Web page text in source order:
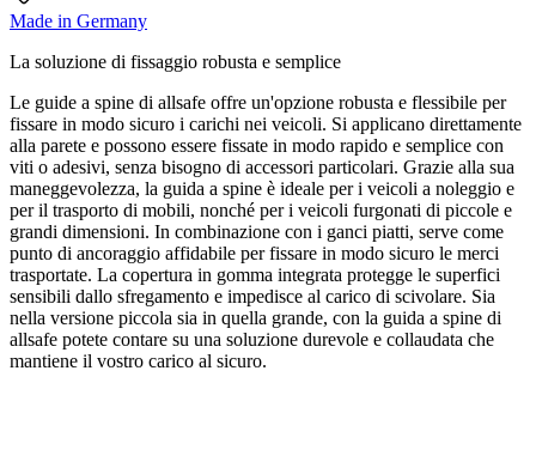
Made in Germany
La soluzione di fissaggio robusta e semplice
Le guide a spine di allsafe offre un'opzione robusta e flessibile per
fissare in modo sicuro i carichi nei veicoli. Si applicano direttamente
alla parete e possono essere fissate in modo rapido e semplice con
viti o adesivi, senza bisogno di accessori particolari. Grazie alla sua
maneggevolezza, la guida a spine è ideale per i veicoli a noleggio e
per il trasporto di mobili, nonché per i veicoli furgonati di piccole e
grandi dimensioni. In combinazione con i ganci piatti, serve come
punto di ancoraggio affidabile per fissare in modo sicuro le merci
trasportate. La copertura in gomma integrata protegge le superfici
sensibili dallo sfregamento e impedisce al carico di scivolare. Sia
nella versione piccola sia in quella grande, con la guida a spine di
allsafe potete contare su una soluzione durevole e collaudata che
mantiene il vostro carico al sicuro.